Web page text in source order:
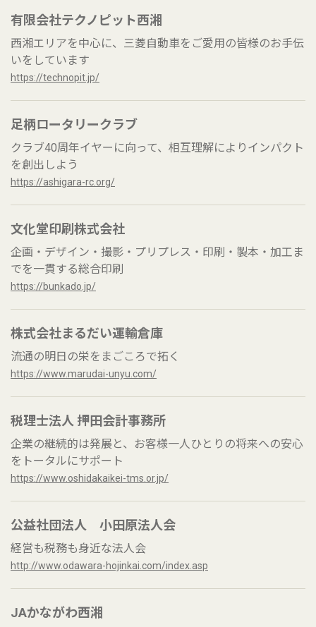
有限会社テクノピット西湘
西湘エリアを中心に、三菱自動車をご愛用の皆様のお手伝
いをしています
https://technopit.jp/
足柄ロータリークラブ
クラブ40周年イヤーに向って、相互理解によりインパクト
を創出しよう
https://ashigara-rc.org/
文化堂印刷株式会社
企画・デザイン・撮影・プリプレス・印刷・製本・加工ま
でを一貫する総合印刷
https://bunkado.jp/
株式会社まるだい運輸倉庫
流通の明日の栄をまごころで拓く
https://www.marudai-unyu.com/
税理士法人 押田会計事務所
企業の継続的は発展と、お客様一人ひとりの将来への安心
をトータルにサポート
https://www.oshidakaikei-tms.or.jp/
公益社団法人 小田原法人会
経営も税務も身近な法人会
http://www.odawara-hojinkai.com/index.asp
JAかながわ西湘